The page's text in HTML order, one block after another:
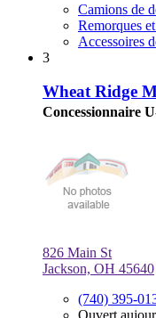
Camions de
Remorques
Accessoires
3
Wheat Ridge
Concessionnaire
826 Main St
Jackson, OH 45640
(740) 395-
Ouvert